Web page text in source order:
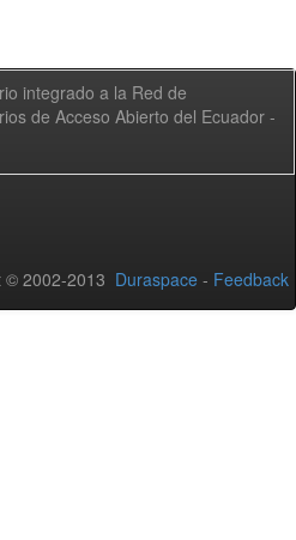
integrado a la Red de
de Acceso Abierto del Ecuador -
© 2002-2013 Duraspace - Feedback